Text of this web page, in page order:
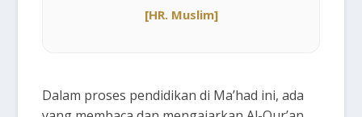
[HR. Muslim]
Dalam proses pendidikan di Ma’had ini, ada